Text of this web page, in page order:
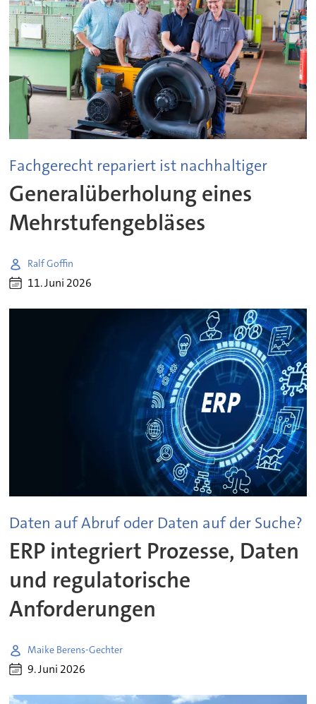
Fachgerecht repariert ist nachhaltiger
Generalüberholung eines
Mehrstufengebläses
Ralf Goffin
11. Juni 2026
Daten auf Abruf oder Daten auf der Suche?
ERP integriert Prozesse, Daten
und regulatorische
Anforderungen
Maike Berens-Gechter
9. Juni 2026